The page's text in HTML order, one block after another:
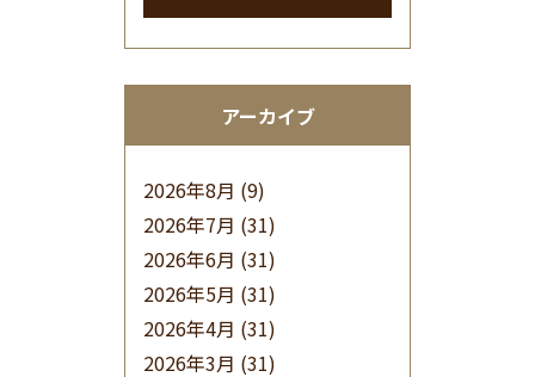
アーカイブ
2026年8月 (9)
2026年7月 (31)
2026年6月 (31)
2026年5月 (31)
2026年4月 (31)
2026年3月 (31)